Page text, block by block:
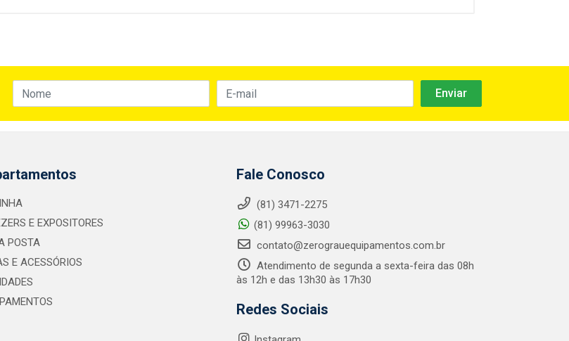
E EXPOSITORES
POSTA
E ACESSÓRIOS
Fale Conosco
(81) 3471-2275
(81) 99963-3030
contato@zerograuequipamentos.com.br
Atendimento de segunda a sexta-feira das 08h
às 12h e das 13h30 às 17h30
Redes Sociais